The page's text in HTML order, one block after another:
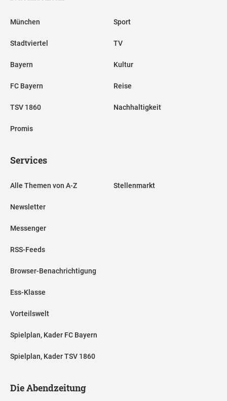
München
Stadtviertel
Bayern
FC Bayern
TSV 1860
Promis
Sport
TV
Kultur
Reise
Nachhaltigkeit
Services
Alle Themen von A-Z
Newsletter
Messenger
RSS-Feeds
Browser-Benachrichtigung
Ess-Klasse
Vorteilswelt
Spielplan, Kader FC Bayern
Spielplan, Kader TSV 1860
Stellenmarkt
Die Abendzeitung